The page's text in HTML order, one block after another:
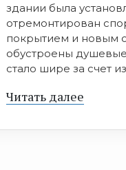
здании была
отремонтирован
покрытием и новым
обустроены
стало шире за счет
Читать далее